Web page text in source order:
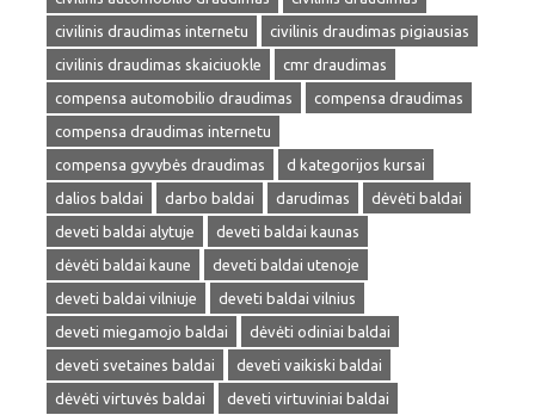
civilinis draudimas internetu
civilinis draudimas pigiausias
civilinis draudimas skaiciuokle
cmr draudimas
compensa automobilio draudimas
compensa draudimas
compensa draudimas internetu
compensa gyvybės draudimas
d kategorijos kursai
dalios baldai
darbo baldai darudimas
dėvėti baldai
deveti baldai alytuje
deveti baldai kaunas
dėvėti baldai kaune
deveti baldai utenoje
deveti baldai vilniuje
deveti baldai vilnius
deveti miegamojo baldai
dėvėti odiniai baldai
deveti svetaines baldai
deveti vaikiski baldai
dėvėti virtuvės baldai
deveti virtuviniai baldai